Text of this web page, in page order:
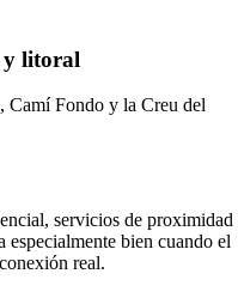
y litoral
Camí Fondo y la Creu del
servicios de proximidad
bien cuando el
real.